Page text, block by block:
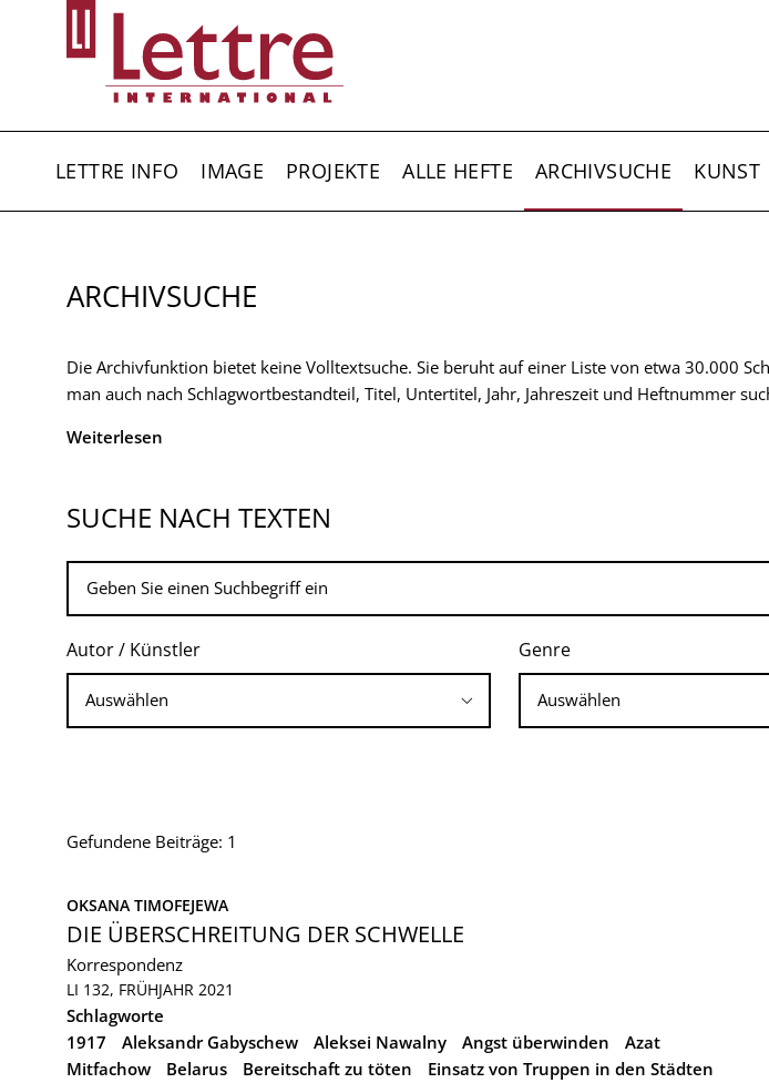
LETTRE INFO IMAGE PROJEKTE ALLE HEFTE ARCHIVSUCHE KUNST
ARCHIVSUCHE
Die Archivfunktion bietet keine Volltextsuche. Sie beruht auf einer Liste von etwa 30.000
man auch nach Schlagwortbestandteil, Titel, Untertitel, Jahr, Jahreszeit und Heftnummer
Weiterlesen
SUCHE NACH TEXTEN
Autor / Künstler Genre
Gefundene Beiträge: 1
OKSANA TIMOFEJEWA
DIE ÜBERSCHREITUNG DER SCHWELLE
Korrespondenz
LI 132, FRÜHJAHR 2021
Schlagworte
1917
Aleksandr Gabyschew Aleksei Nawalny Angst überwinden
Azat
Mitfachow
Belarus Bereitschaft zu töten
Einsatz von Truppen in den Städten